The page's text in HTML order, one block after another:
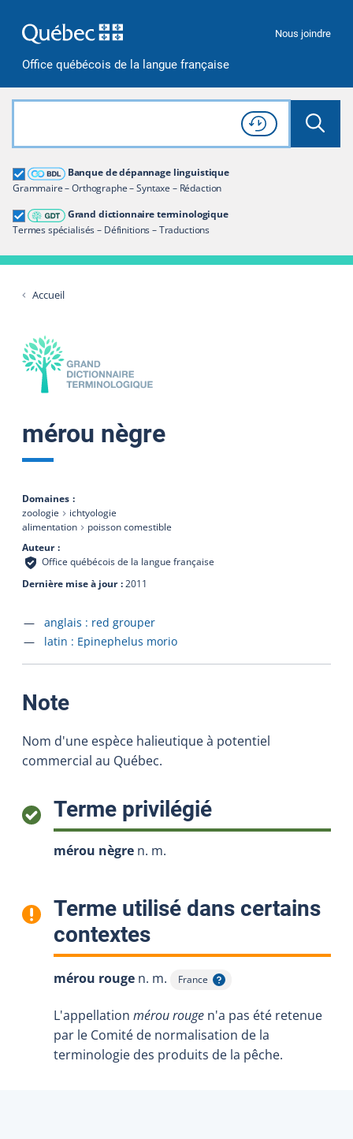
Office québécois de la langue française
Nous joindre
Rechercher dans tout le site
Lancer
Consulter l'
Historique
de recherche
Banque de dépannage linguistique
Grammaire – Orthographe – Syntaxe – Rédaction
Grand dictionnaire terminologique
Termes spécialisés – Définitions – Traductions
Grand dictionnaire terminologique
Restreindre aux termes
Accueil
mérou nègre
Domaines
zoologie
ichtyologie
alimentation
poisson comestible
Auteur
Office québécois de la langue française
Dernière mise à jour 2011
Accéder à la fiche en
anglais : red grouper
Accéder à la fiche en
latin : Epinephelus morio
Note:
Nom d'une espèce halieutique à potentiel
commercial au Québec.
Terme privilégié:
mérou nègre n. m.
Terme utilisé dans certains
contextes:
mérou rouge n. m. France
Afficher l'infobulle
L'appellation mérou rouge n'a pas été retenue
par le Comité de normalisation de la
terminologie des produits de la pêche.